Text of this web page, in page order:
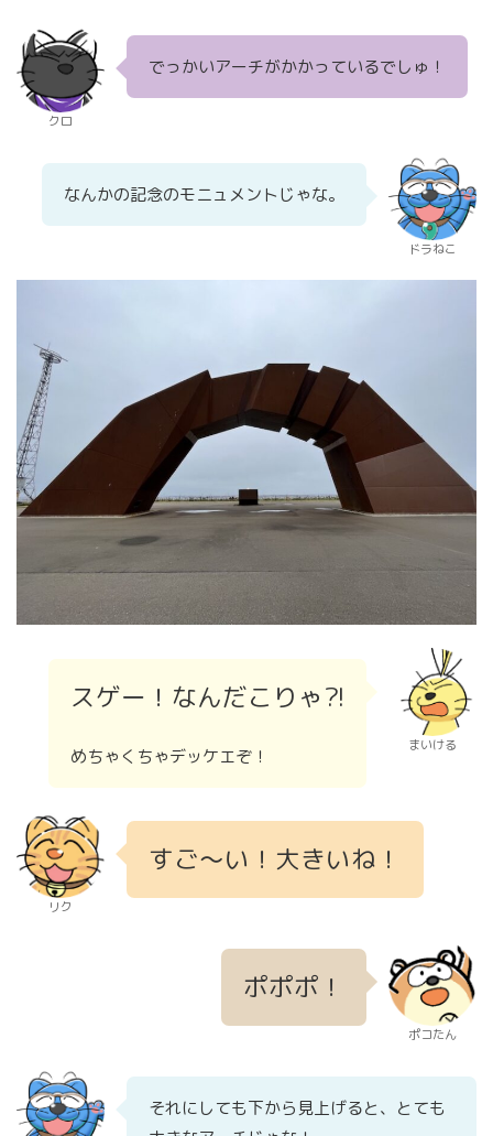
クロ
でっかいアーチがかかっているでしゅ！
なんかの記念のモニュメントじゃな。
ドラねこ
スゲー！なんだこりゃ?!
めちゃくちゃデッケエぞ！ まいける
リク
すご〜い！大きいね！
ポポポ！
ポコたん
それにしても下から見上げると、とても